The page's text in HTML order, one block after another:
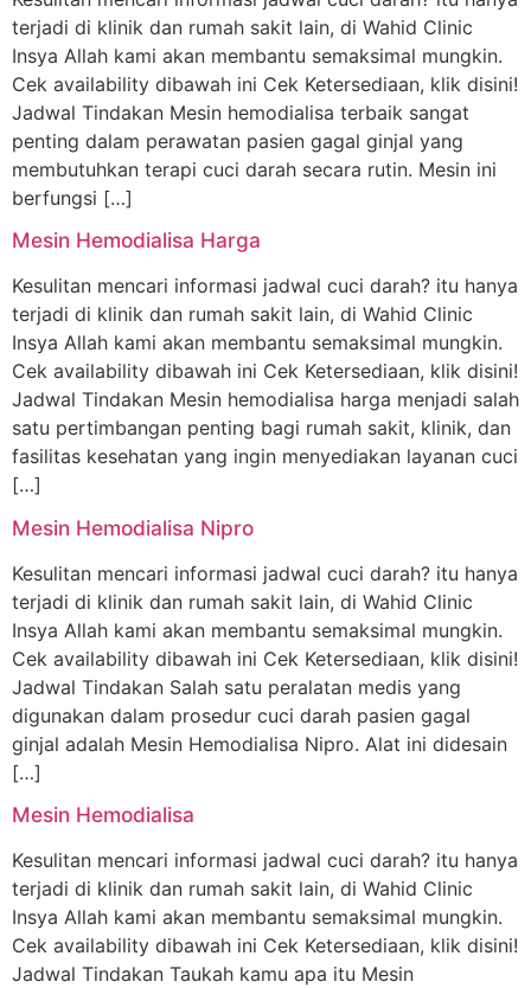
terjadi di klinik dan rumah sakit lain, di Wahid Clinic
Insya Allah kami akan membantu semaksimal mungkin.
Cek availability dibawah ini Cek Ketersediaan, klik disini!
Jadwal Tindakan Mesin hemodialisa terbaik sangat
penting dalam perawatan pasien gagal ginjal yang
membutuhkan terapi cuci darah secara rutin. Mesin ini
berfungsi […]
Mesin Hemodialisa Harga
Kesulitan mencari informasi jadwal cuci darah? itu hanya
terjadi di klinik dan rumah sakit lain, di Wahid Clinic
Insya Allah kami akan membantu semaksimal mungkin.
Cek availability dibawah ini Cek Ketersediaan, klik disini!
Jadwal Tindakan Mesin hemodialisa harga menjadi salah
satu pertimbangan penting bagi rumah sakit, klinik, dan
fasilitas kesehatan yang ingin menyediakan layanan cuci
[…]
Mesin Hemodialisa Nipro
Kesulitan mencari informasi jadwal cuci darah? itu hanya
terjadi di klinik dan rumah sakit lain, di Wahid Clinic
Insya Allah kami akan membantu semaksimal mungkin.
Cek availability dibawah ini Cek Ketersediaan, klik disini!
Jadwal Tindakan Salah satu peralatan medis yang
digunakan dalam prosedur cuci darah pasien gagal
ginjal adalah Mesin Hemodialisa Nipro. Alat ini didesain
[…]
Mesin Hemodialisa
Kesulitan mencari informasi jadwal cuci darah? itu hanya
terjadi di klinik dan rumah sakit lain, di Wahid Clinic
Insya Allah kami akan membantu semaksimal mungkin.
Cek availability dibawah ini Cek Ketersediaan, klik disini!
Jadwal Tindakan Taukah kamu apa itu Mesin